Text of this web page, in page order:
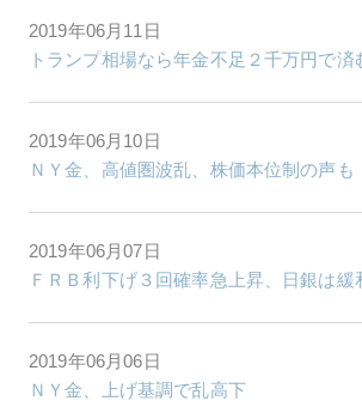
2019年06月11日
トランプ相場なら年金不足２千万円で済
2019年06月10日
ＮＹ金、高値圏波乱、株価本位制の声も
2019年06月07日
ＦＲＢ利下げ３回確率急上昇、日銀は緩
2019年06月06日
ＮＹ金、上げ基調で乱高下